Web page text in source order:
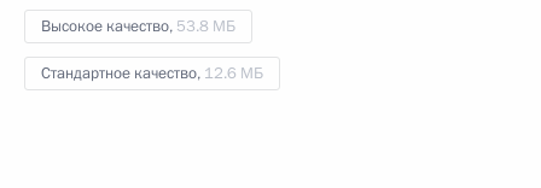
Высокое качество, 53.8 МБ
Стандартное качество, 12.6 МБ